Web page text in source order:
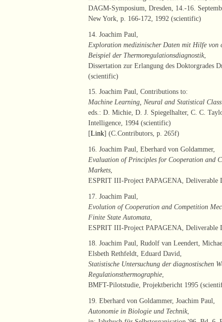
DAGM-Symposium, Dresden, 14.-16.
New York, p. 166-172, 1992 (scientific)
14. Joachim Paul,
Exploration medizinischer Daten mit Hilfe von
Beispiel der Thermoregulationsdiagnostik,
Dissertation zur Erlangung des Doktorgrades
(scientific)
15. Joachim Paul, Contributions to:
Machine Learning, Neural and Statistical
eds.: D. Michie, D. J. Spiegelhalter, C. C.
Intelligence, 1994 (scientific)
[Link] (C.Contributors, p. 265f)
16. Joachim Paul, Eberhard von Goldammer,
Evaluation of Principles for Cooperation and
Markets
ESPRIT III-Project PAPAGENA, Deliverable
17. Joachim Paul,
Evolution of Cooperation and Competition
Finite State Automata
ESPRIT III-Project PAPAGENA, Deliverable
18. Joachim Paul, Rudolf van Leendert,
Elsbeth Rethfeldt, Eduard David,
Statistische Untersuchung der diagnostischen
Regulationsthermographie
BMFT-Pilotstudie, Projektbericht 1995
19. Eberhard von Goldammer, Joachim Paul,
Autonomie in Biologie und Technik,